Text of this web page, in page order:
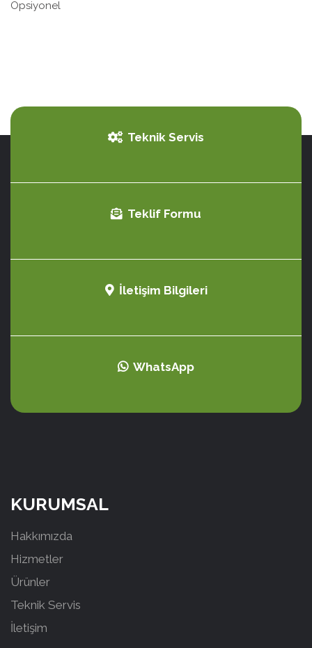
Opsiyonel
Teknik Servis
Teklif Formu
İletişim Bilgileri
WhatsApp
KURUMSAL
Hakkımızda
Hizmetler
Ürünler
Teknik Servis
İletişim